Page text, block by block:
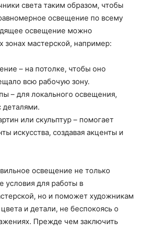
света таким образом, чтобы
освещение по всему
освещение можно
зонах мастерской, например:
– на потолке, чтобы оно
всю рабочую зону.
– для локального освещения,
деталями.
или скульптур – помогает
искусства, создавая акценты и
освещение не только
условия для работы в
но и поможет художникам
и детали, не беспокоясь о
Прежде чем заключить